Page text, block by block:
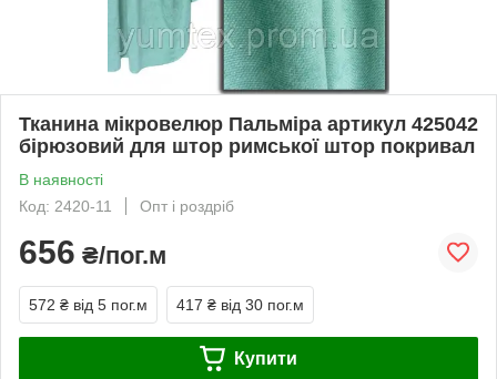
Тканина мікровелюр Пальміра артикул 425042
бірюзовий для штор римської штор покривал
В наявності
Код: 2420-11
Опт і роздріб
656 ₴/пог.м
572 ₴ від 5 пог.м 417 ₴ від 30 пог.м
Купити